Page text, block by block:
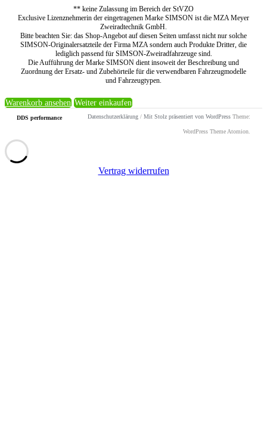
** keine Zulassung im Bereich der StVZO
Exclusive Lizenznehmerin der eingetragenen Marke SIMSON ist die MZA Meyer
Zweiradtechnik GmbH.
Bitte beachten Sie: das Shop-Angebot auf diesen Seiten umfasst nicht nur solche
SIMSON-Originalersatzteile der Firma MZA sondern auch Produkte Dritter, die
lediglich passend für SIMSON-Zweiradfahrzeuge sind.
Die Aufführung der Marke SIMSON dient insoweit der Beschreibung und
Zuordnung der Ersatz- und Zubehörteile für die verwendbaren Fahrzeugmodelle
und Fahrzeugtypen.
Warenkorb ansehen Weiter einkaufen
DDS performance Datenschutzerklärung / Mit Stolz präsentiert von WordPress Theme:
WordPress Theme Atomion.
Vertrag widerrufen